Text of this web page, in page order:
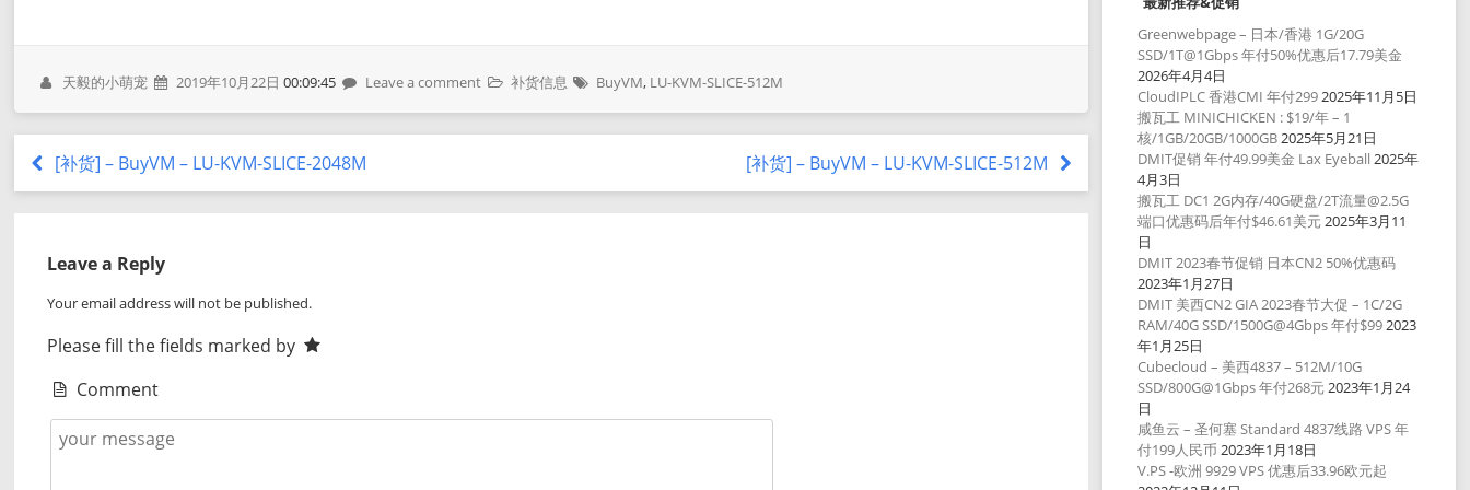
天毅的小萌宠 2019年10月22日 00:09:45 Leave a comment 补货信息 BuyVM, LU-KVM-SLICE-512M
[补货] – BuyVM – LU-KVM-SLICE-2048M [补货] – BuyVM – LU-KVM-SLICE-512M
Leave a Reply
Your email address will not be published.
Please fill the fields marked by
Comment
Greenwebpage – 日本/香港 1G/20G
SSD/1T@1Gbps 年付50%优惠后17.79美金
2026年4月4日
CloudIPLC 香港CMI 年付2992025年11月5日
搬瓦工 MINICHICKEN : $19/年 – 1
核/1GB/20GB/1000GB2025年5月21日
DMIT促销 年付49.99美金 Lax Eyeball 2025年
4月3日
搬瓦工 DC1 2G内存/40G硬盘/2T流量@2.5G
端口优惠码后年付$46.61美元2025年3月11
日
DMIT 2023春节促销 日本CN2 50%优惠码
2023年1月27日
DMIT 美西CN2 GIA 2023春节大促 – 1C/2G
RAM/40G SSD/1500G@4Gbps 年付$992023
年1月25日
Cubecloud – 美西4837 – 512M/10G
SSD/800G@1Gbps 年付268元2023年1月24
日
咸鱼云 – 圣何塞 Standard 4837线路 VPS 年
付199人民币 2023年1月18日
V.PS -欧洲 9929 VPS 优惠后33.96欧元起